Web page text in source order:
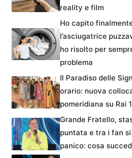
reality e film
Ho capito
l’asciugatrice
ho risolto per
problema
Il Paradiso delle
orario: nuova
pomeridiana su Rai 1
Grande Fratello,
puntata e tra i fan
panico: cosa